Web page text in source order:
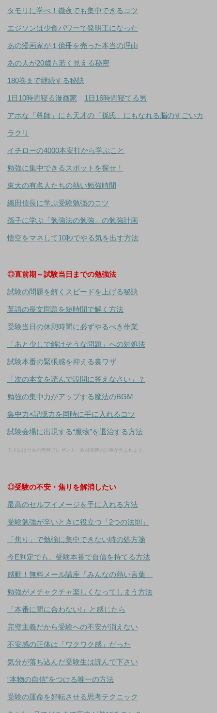
タモリに学べ！徹夜でも集中できるコツ
エジソンは少食パワーで発明王になった
あの漫画家が１億冊を売った本当の理由
あの人が20歳も若く見える秘密
180巻まで継続する秘訣
1日10時間寝る漫画家 1日16時間寝てる男
アホな「尊師」にも天才の「孫氏」にもなれる脳のすごいカ
ラクリ
イチローの4000本安打から学ぶこと
勉強に集中できるスポットを探せ！
東大の有名人たちの熱い勉強時間
織田信長に学ぶ受験勉強のコツ
孫子に学ぶ「勉強法の勉強」の勉強計画
悟空をマネして10秒でやる気を出す方法
◎直前期～試験当日までの勉強法
試験の問題を解くスピードを上げる秘訣
英語の長文問題を短時間で解く方法
受験当日の休憩時間に必ずやるべき作業
「あと少しで解けそうな問題」への対処法
試験本番の緊張感を抑える裏ワザ
「次の本文を読んで設問に答えなさい」？
勉強の集中力がアップする魔法のBGM
集中力×記憶力を同時に手に入れるコツ
試験会場に出現する“魔物”を退治する方法
※上記は当会の無料プレゼント・教材関連の記事が含まれます。
◎受験の不安・焦りを解消したい
最高のセルフイメージを手に入れる方法
受験勉強が辛いときに役立つ「2つの法則」
「焦り」で勉強に集中できない時の処方箋
今E判定でも、受験本番で自信を持てる方法
感動！無料メール講座「みんなの熱い言葉」
勉強がメチャクチャ楽しくなってしまう方法
「本番に間に合わない!」と感じたら
完璧主義だから受験への不安が消えない
不安感の正体は「ワクワク感」だった
気分が落ち込んだ受験生は読んで下さい
“本物の自信”をつける唯一の方法
受験の運命を好転させる思考テクニック